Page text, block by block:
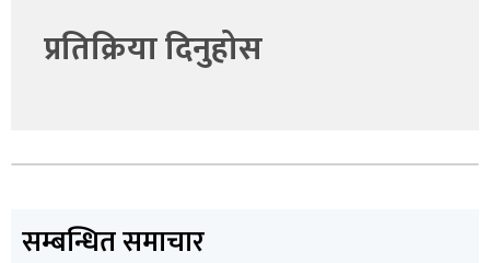
प्रतिक्रिया दिनुहोस
सम्बन्धित समाचार